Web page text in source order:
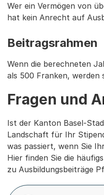
Wer ein Vermögen von
hat kein Anrecht auf
Beitragsrahmen
Wenn die berechneten
als 500 Franken, werden
Fragen und
Ist der Kanton Basel-
Landschaft für Ihr
was passiert, wenn Sie
Hier finden Sie die
zu Ausbildungsbeiträge